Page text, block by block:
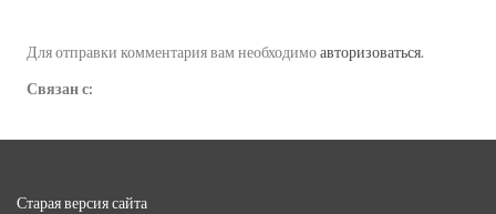
Для отправки комментария вам необходимоавторизоваться.
Связан с:
Старая версия сайта